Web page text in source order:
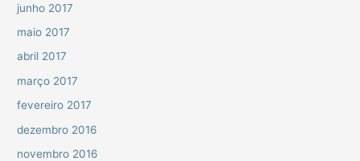
junho 2017
maio 2017
abril 2017
março 2017
fevereiro 2017
dezembro 2016
novembro 2016